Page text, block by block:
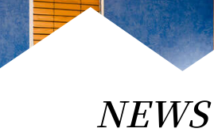
NEWS